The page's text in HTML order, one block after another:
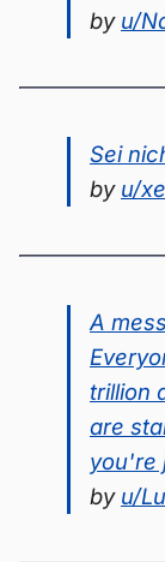
by u/
Sei
by u/
A
trillion
are
you're
by u/